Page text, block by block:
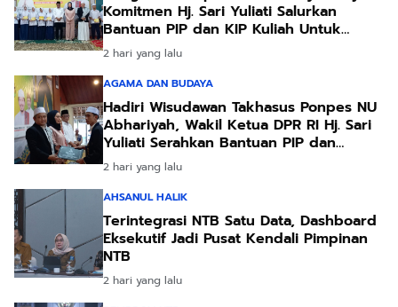
Komitmen Hj. Sari Yuliati Salurkan
Bantuan PIP dan KIP Kuliah Untuk
Santri
2 hari yang lalu
AGAMA DAN BUDAYA
Hadiri Wisudawan Takhasus Ponpes NU
Abhariyah, Wakil Ketua DPR RI Hj. Sari
Yuliati Serahkan Bantuan PIP dan
Bantuan Program Sanitasi
2 hari yang lalu
AHSANUL HALIK
Terintegrasi NTB Satu Data, Dashboard
Eksekutif Jadi Pusat Kendali Pimpinan
NTB
2 hari yang lalu